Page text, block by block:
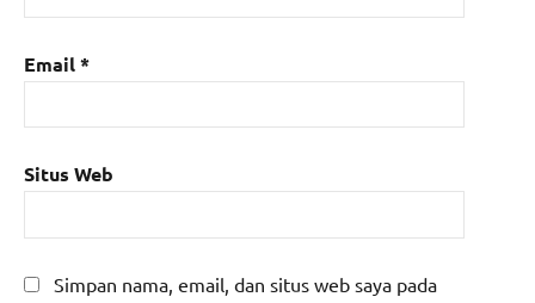
Email*
Situs Web
Simpan nama, email, dan situs web saya pada